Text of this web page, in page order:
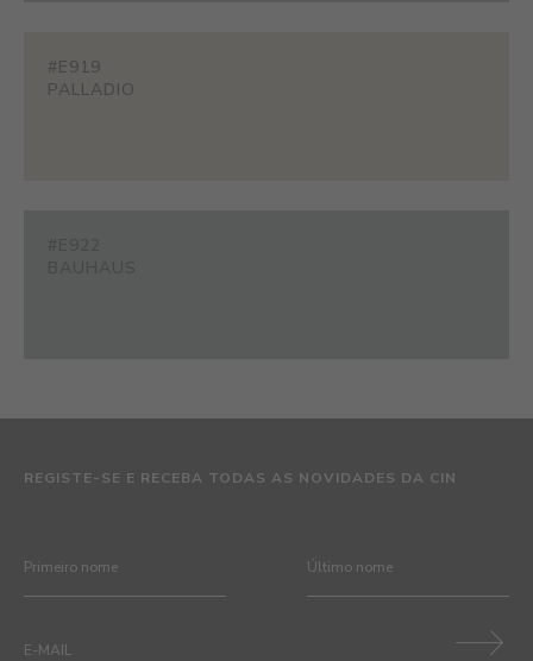
#E919
PALLADIO
REGISTE-SE E RECEBA TODAS AS NOVIDADES DA CIN